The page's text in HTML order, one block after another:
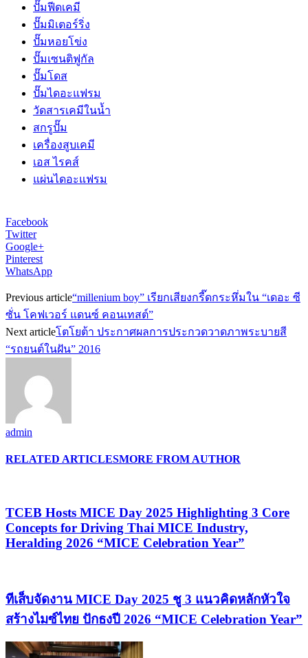
ปั๊มฟีดเคมี
ปั๊มมิเตอร์ริ่ง
ปั๊มหอยโข่ง
ปั๊มเซนติฟูกัล
ปั๊มโดส
ปั๊มไดอะแฟรม
วัดสารเคมีในน้ำ
สกรูปั๊ม
เครื่องสูบเคมี
เอส ไรคส์
แผ่นไดอะแฟรม
Facebook
Twitter
Google+
Pinterest
WhatsApp
Previous article“millenium boy” เรียกเสียงกรี๊ดกระหึ่มใน “เดอะ ซี
ซั่น โคฟเวอร์ แดนซ์ คอนเทสต์”
Next articleโตโยต้า ประกาศผลการประกวดวาดภาพระบายสี
“รถยนต์ในฝัน” 2016
admin
RELATED ARTICLESMORE FROM AUTHOR
TCEB Hosts MICE Day 2025 Highlighting 3 Core
Concepts for Driving Thai MICE Industry,
Heralding 2026 “MICE Celebration Year”
ทีเส็บจัดงาน MICE Day 2025 ชู 3 แนวคิดหลักหัวใจ
สร้างไมซ์ไทย ปักธงปี 2026 “MICE Celebration Year”